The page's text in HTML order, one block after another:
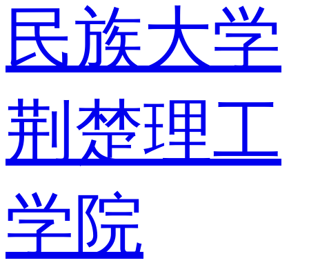
民族大学
荆楚理工
学院